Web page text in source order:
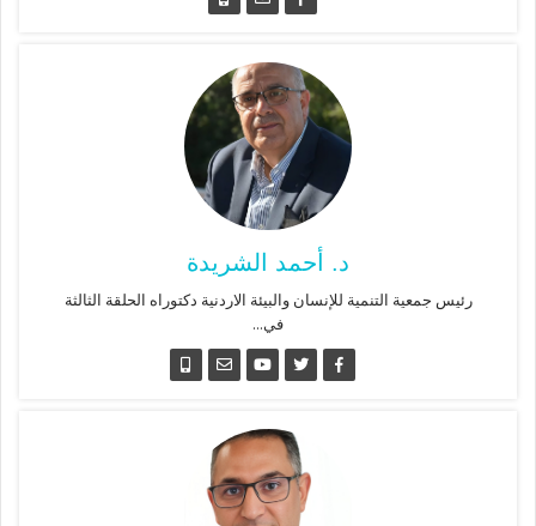
د. أحمد الشريدة
رئيس جمعية التنمية للإنسان والبيئة الاردنية دكتوراه الحلقة الثالثة
في...